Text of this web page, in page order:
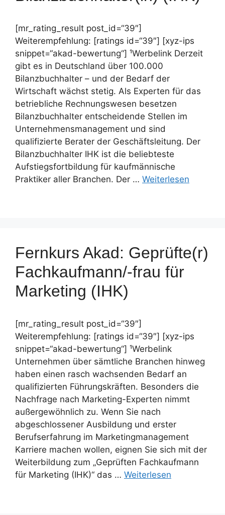
[mr_rating_result post_id=“39″]
Weiterempfehlung: [ratings id=“39″] [xyz-ips
snippet=“akad-bewertung“] ¹Werbelink Derzeit
gibt es in Deutschland über 100.000
Bilanzbuchhalter – und der Bedarf der
Wirtschaft wächst stetig. Als Experten für das
betriebliche Rechnungswesen besetzen
Bilanzbuchhalter entscheidende Stellen im
Unternehmensmanagement und sind
qualifizierte Berater der Geschäftsleitung. Der
Bilanzbuchhalter IHK ist die beliebteste
Aufstiegsfortbildung für kaufmännische
Praktiker aller Branchen. Der … Weiterlesen
Fernkurs Akad: Geprüfte(r)
Fachkaufmann/-frau für
Marketing (IHK)
[mr_rating_result post_id=“39″]
Weiterempfehlung: [ratings id=“39″] [xyz-ips
snippet=“akad-bewertung“] ¹Werbelink
Unternehmen über sämtliche Branchen hinweg
haben einen rasch wachsenden Bedarf an
qualifizierten Führungskräften. Besonders die
Nachfrage nach Marketing-Experten nimmt
außergewöhnlich zu. Wenn Sie nach
abgeschlossener Ausbildung und erster
Berufserfahrung im Marketingmanagement
Karriere machen wollen, eignen Sie sich mit der
Weiterbildung zum „Geprüften Fachkaufmann
für Marketing (IHK)“ das … Weiterlesen